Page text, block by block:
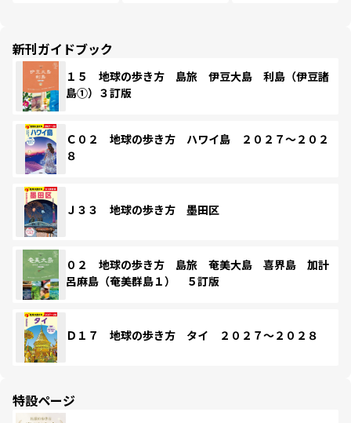
新刊ガイドブック
１５ 地球の歩き方 島旅 伊豆大島 利島（伊豆諸
島①）３訂版
Ｃ０２ 地球の歩き方 ハワイ島 ２０２７～２０２
８
Ｊ３３ 地球の歩き方 墨田区
０２ 地球の歩き方 島旅 奄美大島 喜界島 加計
呂麻島（奄美群島１） ５訂版
Ｄ１７ 地球の歩き方 タイ ２０２７～２０２８
特設ページ